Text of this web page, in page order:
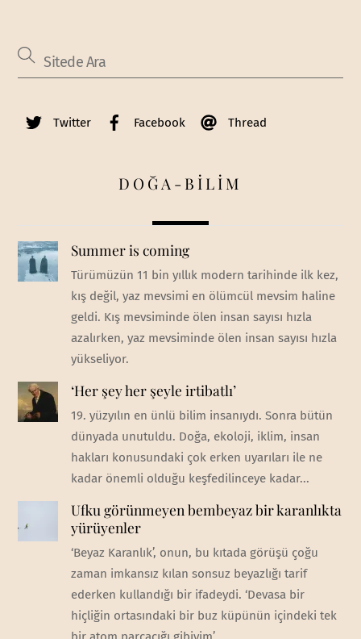
Twitter Facebook Thread
DOĞA-BİLİM
Summer is coming
Türümüzün 11 bin yıllık modern tarihinde ilk kez,
kış değil, yaz mevsimi en ölümcül mevsim haline
geldi. Kış mevsiminde ölen insan sayısı hızla
azalırken, yaz mevsiminde ölen insan sayısı hızla
yükseliyor.
‘Her şey her şeyle irtibatlı’
19. yüzyılın en ünlü bilim insanıydı. Sonra bütün
dünyada unutuldu. Doğa, ekoloji, iklim, insan
hakları konusundaki çok erken uyarıları ile ne
kadar önemli olduğu keşfedilinceye kadar...
Ufku görünmeyen bembeyaz bir karanlıkta
yürüyenler
‘Beyaz Karanlık’, onun, bu kıtada görüşü çoğu
zaman imkansız kılan sonsuz beyazlığı tarif
ederken kullandığı bir ifadeydi. ‘Devasa bir
hiçliğin ortasındaki bir buz küpünün içindeki tek